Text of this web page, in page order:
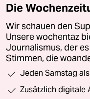
Die
Wir schauen den
Unsere wochentaz
Journalismus, der
Stimmen, die
Jeden Samstag
Zusätzlich digitale